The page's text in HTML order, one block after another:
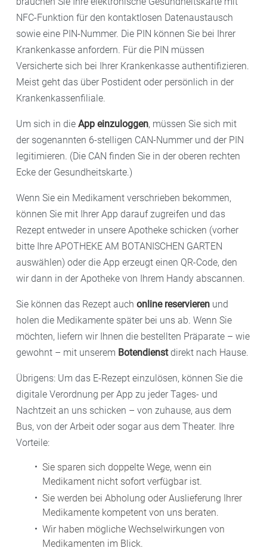
NFC-Funktion für den kontaktlosen Datenaustausch
sowie eine PIN-Nummer. Die PIN können Sie bei Ihrer
Krankenkasse anfordern. Für die PIN müssen
Versicherte sich bei Ihrer Krankenkasse authentifizieren.
Meist geht das über Postident oder persönlich in der
Krankenkassenfiliale.
Um sich in die App einzuloggen, müssen Sie sich mit
der sogenannten 6-stelligen CAN-Nummer und der PIN
legitimieren. (Die CAN finden Sie in der oberen rechten
Ecke der Gesundheitskarte.)
Wenn Sie ein Medikament verschrieben bekommen,
können Sie mit Ihrer App darauf zugreifen und das
Rezept entweder in unsere Apotheke schicken (vorher
bitte Ihre APOTHEKE AM BOTANISCHEN GARTEN
auswählen) oder die App erzeugt einen QR-Code, den
wir dann in der Apotheke von Ihrem Handy abscannen.
Sie können das Rezept auch online reservieren und
holen die Medikamente später bei uns ab. Wenn Sie
möchten, liefern wir Ihnen die bestellten Präparate – wie
gewohnt – mit unserem Botendienstdirekt nach Hause.
Übrigens: Um das E-Rezept einzulösen, können Sie die
digitale Verordnung per App zu jeder Tages- und
Nachtzeit an uns schicken – von zuhause, aus dem
Bus, von der Arbeit oder sogar aus dem Theater. Ihre
Vorteile:
Sie sparen sich doppelte Wege, wenn ein
Medikament nicht sofort verfügbar ist.
Sie werden bei Abholung oder Auslieferung Ihrer
Medikamente kompetent von uns beraten.
Wir haben mögliche Wechselwirkungen von
Medikamenten im Blick.